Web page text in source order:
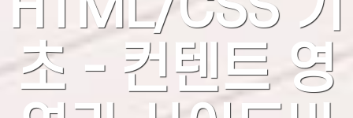
초 - 컨텐트 영